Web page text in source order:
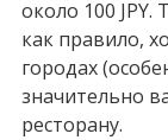
около 100 JPY.
как правило,
городах
значительно
ресторану.